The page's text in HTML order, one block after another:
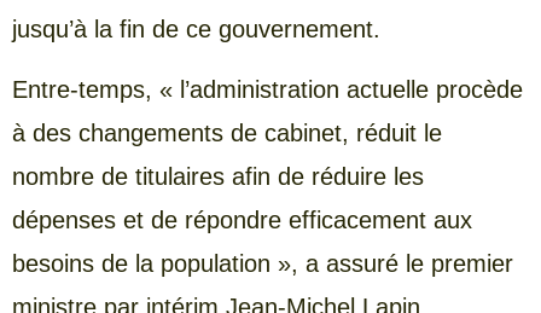
jusqu’à la fin de ce gouvernement.
Entre-temps, « l’administration actuelle procède
à des changements de cabinet, réduit le
nombre de titulaires afin de réduire les
dépenses et de répondre efficacement aux
besoins de la population », a assuré le premier
ministre par intérim Jean-Michel Lapin.